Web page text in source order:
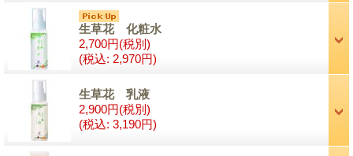
生草花 化粧水
2,700円(税別)
(税込: 2,970円)
生草花 乳液
2,900円(税別)
(税込: 3,190円)